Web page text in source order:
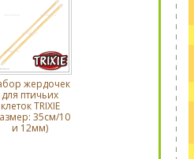
жердочек
для птичьих
клеток TRIXIE
35см/10
и 12мм)